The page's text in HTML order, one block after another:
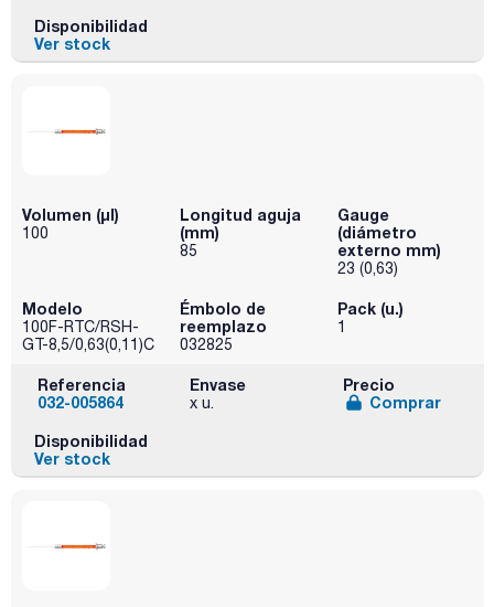
Disponibilidad
Ver stock
Volumen (µl)
100
Longitud aguja
(mm)
85
Gauge
(diámetro
externo mm)
23 (0,63)
Modelo
100F-RTC/RSH-
GT-8,5/0,63(0,11)C
Émbolo de
reemplazo
032825
Pack (u.)
1
Referencia
032-005864
Envase
x u.
Precio
Comprar
Disponibilidad
Ver stock